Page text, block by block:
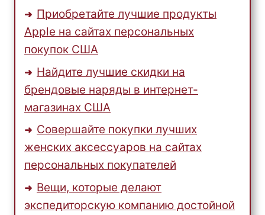
Приобретайте лучшие продукты
Apple на сайтах персональных
покупок США
Найдите лучшие скидки на
брендовые наряды в интернет-
магазинах США
Совершайте покупки лучших
женских аксессуаров на сайтах
персональных покупателей
Вещи, которые делают
экспедиторскую компанию достойной